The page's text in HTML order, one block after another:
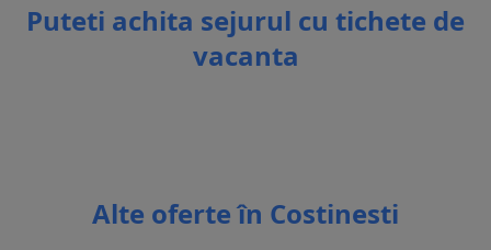
Puteti achita sejurul cu tichete de
vacanta
Alte oferte în Costinesti